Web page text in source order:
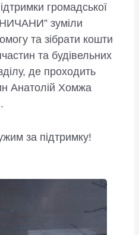
громадської
зуміли
та зібрати кошти
та будівельних
де проходить
Анатолій Хомжа
за підтримку!